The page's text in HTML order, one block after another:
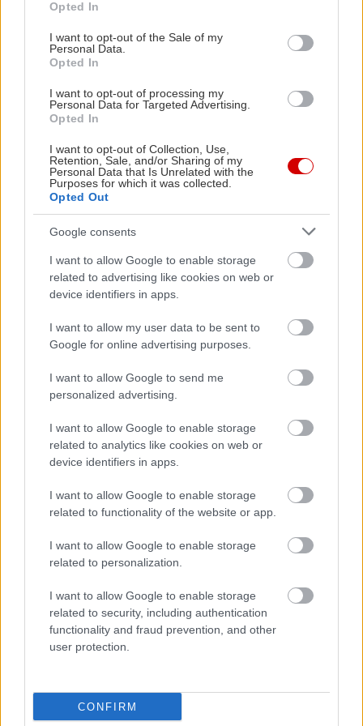
use your data for below specified purposes in below Google
consent section.
Opted In
I want to opt-out of the Sale of my
Personal Data.
Opted In
I want to opt-out of processing my
Personal Data for Targeted Advertising.
Opted In
I want to opt-out of Collection, Use,
Retention, Sale, and/or Sharing of my
Personal Data that Is Unrelated with the
Purposes for which it was collected.
Opted Out
Google consents
I want to allow Google to enable storage
related to advertising like cookies on web or
device identifiers in apps.
I want to allow my user data to be sent to
Google for online advertising purposes.
I want to allow Google to send me
personalized advertising.
I want to allow Google to enable storage
related to analytics like cookies on web or
device identifiers in apps.
I want to allow Google to enable storage
related to functionality of the website or app.
I want to allow Google to enable storage
related to personalization.
I want to allow Google to enable storage
related to security, including authentication
functionality and fraud prevention, and other
user protection.
CONFIRM
Αναζητάτε τα παπούτσια που θα βγάλουν στην
επιφάνεια τον ατρόμητο εαυτό σας και θα
ανεβάσουν τη διάθεση σας; Τα μποτάκια, και
μάλιστα τα αρβυλάκια θα σας φέρουν πιο κοντά
στην περιπέτεια. Κι όμως, μπορείτε να τα
φορέσετε ακόμη και το φθινόπωρο. Εκτός από
τζιν παντελόνια, ο συνδυασμός με μια φούστα ή
ένα σορτσάκι θα σας βοηθήσει να κερδίσετε τις
εντυπώσεις σε κάθε σας βήμα, ακόμη και τις πιο
θερμές ημέρες των φθινοπωρινών μηνών.
όλα τα trends του
φθινοπώρου των γυναικείων παπουτσιών, έτσι
brands του εξωτερικού.